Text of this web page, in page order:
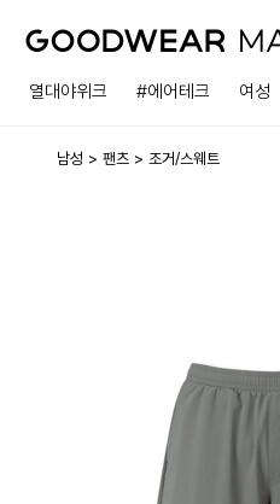
열대야위크 #에어테크 여성
남성 팬츠 조거/스웨트